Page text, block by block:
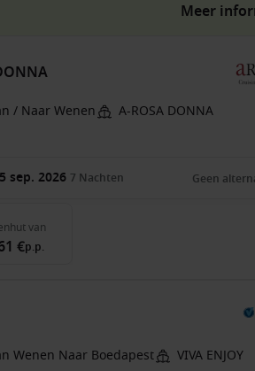
Meer
/ Naar Wenen A-ROSA DONNA
sep. 2026 7 Nachten Geen
van
€p.p.
Wenen Naar Boedapest VIVA ENJOY